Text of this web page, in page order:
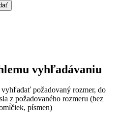
vyhľadávaniu
požadovaný rozmer, do
z požadovaného rozmeru (bez
písmen)